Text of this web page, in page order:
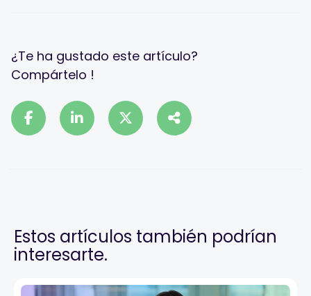
¿Te ha gustado este artículo?
Compártelo !
Estos artículos también podrían
interesarte.